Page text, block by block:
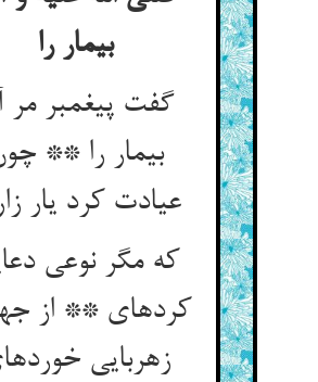
بیمار را
گفت پیغمبر مر
بیمار را **
عیادت کرد یار
که مگر نوعی
کرده‏ای ** از
زهربایی